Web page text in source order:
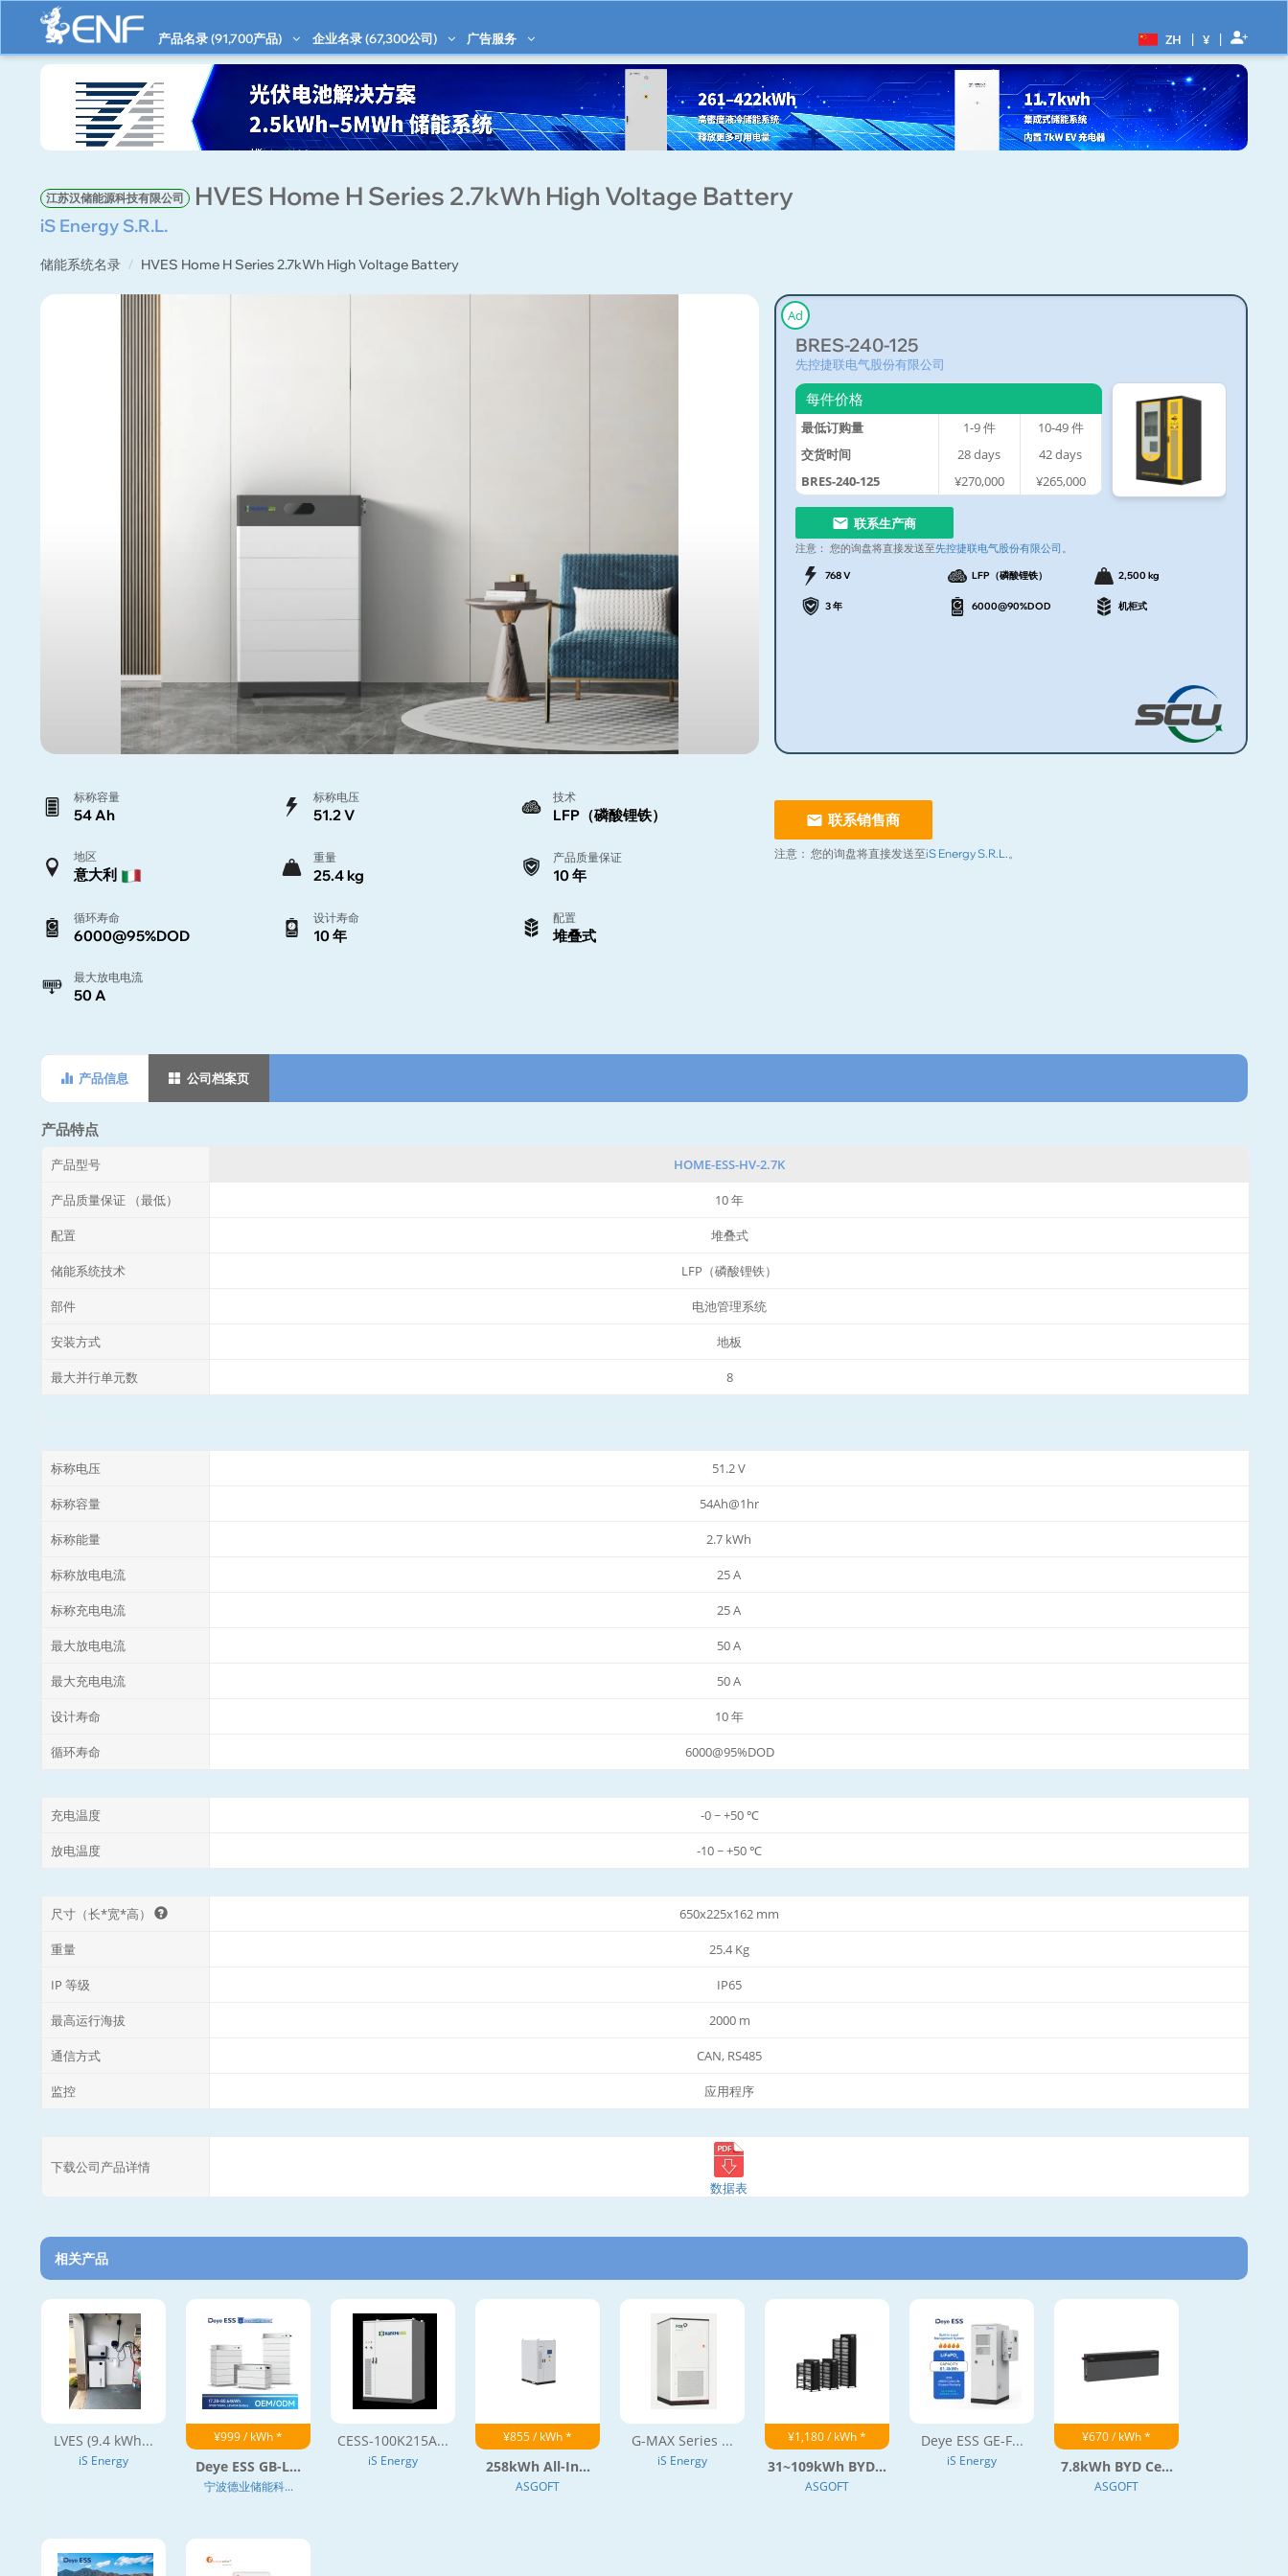
产品名录 (91,700产品) 企业名录 (67,300公司) 广告服务 ZH | ¥ |
江苏汉储能源科技有限公司 HVES Home H Series 2.7kWh High Voltage Battery
iS Energy S.R.L.
储能系统名录 HVES Home H Series 2.7kWh High Voltage Battery
Ad
BRES-240-125
先控捷联电气股份有限公司
每件价格
最低订购量 1-9件 10-49件
交货时间
28days 42days
BRES-240-125
¥270,000 ¥265,000
联系生产商
注意： 您的询盘将直接发送至先控捷联电气股份有限公司 。
768 V LFP（磷酸锂铁） 2,500 kg
3 年 6000@90%DOD 机柜式
标称容量
54 Ah
标称电压
51.2 V
技术
LFP（磷酸锂铁）
地区
意大利
重量
25.4 kg
产品质量保证
10 年
循环寿命
6000@95%DOD
设计寿命
10 年
配置
堆叠式
最大放电电流
50 A
联系销售商
注意： 您的询盘将直接发送至iS Energy S.R.L.。
产品信息 公司档案页
产品特点
产品型号 HOME-ESS-HV-2.7K
产品质量保证 （最低） 10 年
配置 堆叠式
储能系统技术 LFP（磷酸锂铁）
部件 电池管理系统
安装方式 地板
最大并行单元数 8
标称电压 51.2 V
标称容量 54Ah@1hr
标称能量 2.7 kWh
标称放电电流 25 A
标称充电电流 25 A
最大放电电流 50 A
最大充电电流 50 A
设计寿命 10 年
循环寿命 6000@95%DOD
充电温度 -0 ~ +50 ℃
放电温度 -10 ~ +50 ℃
尺寸（长*宽*高） 650x225x162 mm
重量 25.4 Kg
IP 等级 IP65
最高运行海拔 2000 m
通信方式 CAN, RS485
监控 应用程序
下载公司产品详情
数据表
相关产品
LVES (9.4 kWh...
iS Energy
¥999 / kWh *
Deye ESS GB-L...
宁波德业储能科...
CESS-100K215A...
iS Energy
¥855 / kWh *
258kWh All-In...
ASGOFT
G-MAX Series ...
iS Energy
¥1,180 / kWh *
31~109kWh BYD...
ASGOFT
Deye ESS GE-F...
iS Energy
¥670 / kWh *
7.8kWh BYD Ce...
ASGOFT